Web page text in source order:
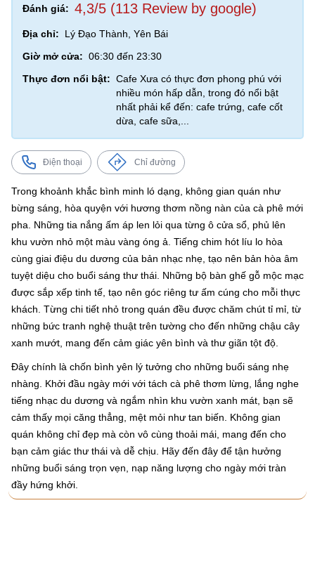
Đánh giá: 4,3/5 (113 Review by google)
Địa chỉ:
Lý Đạo Thành, Yên Bái
Giờ mở cửa: 06:30 đến 23:30
Thực đơn nổi bật: Cafe Xưa có thực đơn phong phú với
nhiều món hấp dẫn, trong đó nổi bật
nhất phải kể đến: cafe trứng, cafe cốt
dừa, cafe sữa,...
Điện thoại Chỉ đường
Trong khoảnh khắc bình minh ló dạng, không gian quán như
bừng sáng, hòa quyện với hương thơm nồng nàn của cà phê mới
pha. Những tia nắng ấm áp len lỏi qua từng ô cửa sổ, phủ lên
khu vườn nhỏ một màu vàng óng ả. Tiếng chim hót líu lo hòa
cùng giai điệu du dương của bản nhạc nhẹ, tạo nên bản hòa âm
tuyệt diệu cho buổi sáng thư thái. Những bộ bàn ghế gỗ mộc mạc
được sắp xếp tinh tế, tạo nên góc riêng tư ấm cúng cho mỗi thực
khách. Từng chi tiết nhỏ trong quán đều được chăm chút tỉ mỉ, từ
những bức tranh nghệ thuật trên tường cho đến những chậu cây
xanh mướt, mang đến cảm giác yên bình và thư giãn tột độ.
Đây chính là chốn bình yên lý tưởng cho những buổi sáng nhẹ
nhàng. Khởi đầu ngày mới với tách cà phê thơm lừng, lắng nghe
tiếng nhạc du dương và ngắm nhìn khu vườn xanh mát, bạn sẽ
cảm thấy mọi căng thẳng, mệt mỏi như tan biến. Không gian
quán không chỉ đẹp mà còn vô cùng thoải mái, mang đến cho
bạn cảm giác thư thái và dễ chịu. Hãy đến đây để tận hưởng
những buổi sáng trọn vẹn, nạp năng lượng cho ngày mới tràn
đầy hứng khởi.